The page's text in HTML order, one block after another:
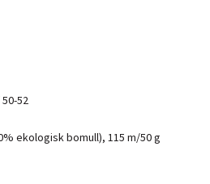
52
ekologisk bomull), 115 m/50 g